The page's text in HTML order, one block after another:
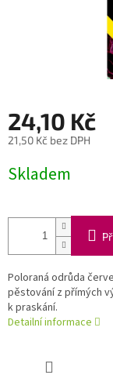
24,10 Kč
21,50 Kč bez DPH
cena:
Skladem
Poloraná odrůda
pěstování z přímých
k praskání.
Detailní informace